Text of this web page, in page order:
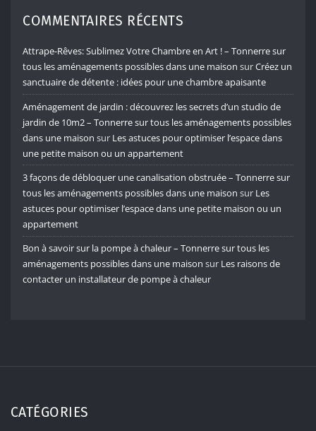
COMMENTAIRES RÉCENTS
Attrape-Rêves: Sublimez Votre Chambre en Art ! – Tonnerre sur
tous les aménagements possibles dans une maison surCréez un
sanctuaire de détente : idées pour une chambre apaisante
Aménagement de jardin : découvrez les secrets d’un studio de
jardin de 10m2 – Tonnerre sur tous les aménagements possibles
dans une maison sur Les astuces pour optimiser l’espace dans
une petite maison ou un appartement
3 façons de débloquer une canalisation obstruée – Tonnerre sur
tous les aménagements possibles dans une maison sur Les
astuces pour optimiser l’espace dans une petite maison ou un
appartement
Bon à savoir sur la pompe à chaleur – Tonnerre sur tous les
aménagements possibles dans une maison sur Les raisons de
contacter un installateur de pompe à chaleur
CATÉGORIES